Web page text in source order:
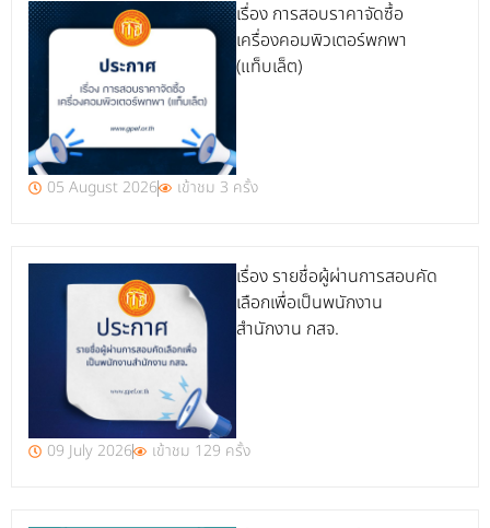
เรื่อง การสอบราคาจัดซื้อ
เครื่องคอมพิวเตอร์พกพา
(แท็บเล็ต)
05 August 2026 เข้าชม 3 ครั้ง
เรื่อง รายชื่อผู้ผ่านการสอบคัด
เลือกเพื่อเป็นพนักงาน
สำนักงาน กสจ.
09 July 2026 เข้าชม 129 ครั้ง